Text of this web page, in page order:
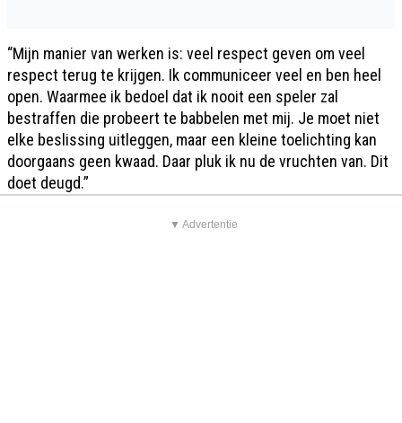
“Mijn manier van werken is: veel respect geven om veel
respect terug te krijgen. Ik communiceer veel en ben heel
open. Waarmee ik bedoel dat ik nooit een speler zal
bestraffen die probeert te babbelen met mij. Je moet niet
elke beslissing uitleggen, maar een kleine toelichting kan
doorgaans geen kwaad. Daar pluk ik nu de vruchten van. Dit
doet deugd.”
▼ Advertentie